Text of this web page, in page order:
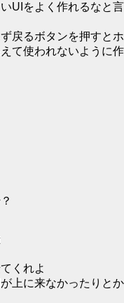
UIをよく作れるなと言
戻るボタンを押すとホ
て使われないように作
くれよ
上に来なかったりとか